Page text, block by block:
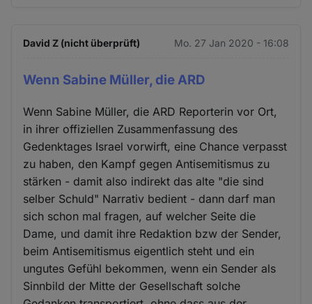
David Z (nicht überprüft) Mo. 27 Jan 2020 - 16:08
Wenn Sabine Müller, die ARD
Wenn Sabine Müller, die ARD Reporterin vor Ort,
in ihrer offiziellen Zusammenfassung des
Gedenktages Israel vorwirft, eine Chance verpasst
zu haben, den Kampf gegen Antisemitismus zu
stärken - damit also indirekt das alte "die sind
selber Schuld" Narrativ bedient - dann darf man
sich schon mal fragen, auf welcher Seite die
Dame, und damit ihre Redaktion bzw der Sender,
beim Antisemitismus eigentlich steht und ein
ungutes Gefühl bekommen, wenn ein Sender als
Sinnbild der Mitte der Gesellschaft solche